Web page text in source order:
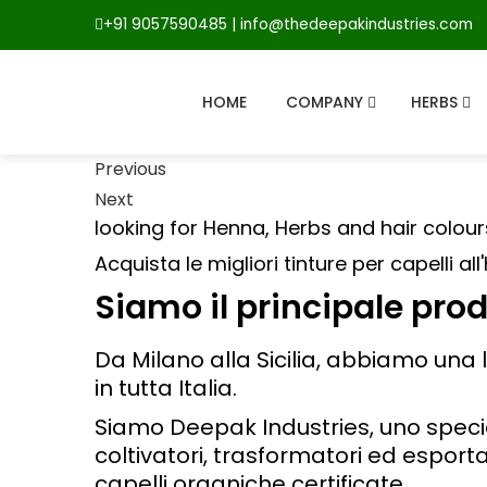
+91 9057590485 | info@thedeepakindustries.com
HOME COMPANY HERBS
Previous
Next
looking for Henna, Herbs and hair
Acquista le migliori tinture per capelli
Siamo il principale
Da Milano alla Sicilia, abbiamo
in tutta Italia.
Siamo Deepak Industries, uno
coltivatori, trasformatori ed